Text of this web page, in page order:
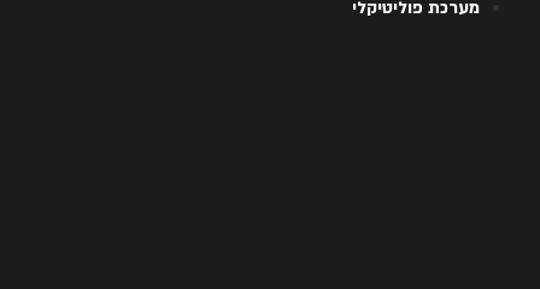
מערכת פוליטיקלי